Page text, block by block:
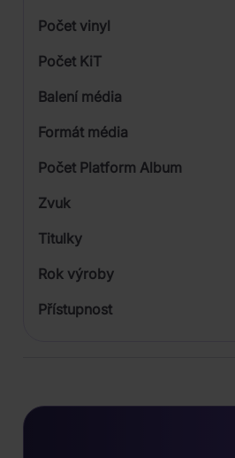
Počet vinyl
Počet KiT
Balení média
Formát média
Počet Platform Album
Zvuk
Titulky
Rok výroby
Přístupnost